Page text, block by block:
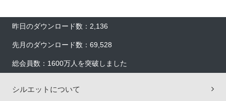
昨日のダウンロード数：2,136
先月のダウンロード数：69,528
総会員数：1600万人を突破しました
シルエットについて